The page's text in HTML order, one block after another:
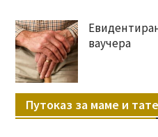
ваучера
Путоказ за маме и тате